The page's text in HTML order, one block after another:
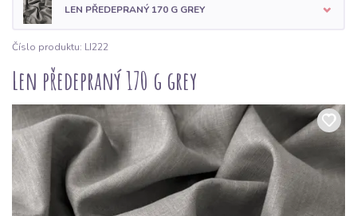
LEN PŘEDEPRANÝ 170 G GREY
Číslo produktu: LI222
Len předepraný 170 g grey